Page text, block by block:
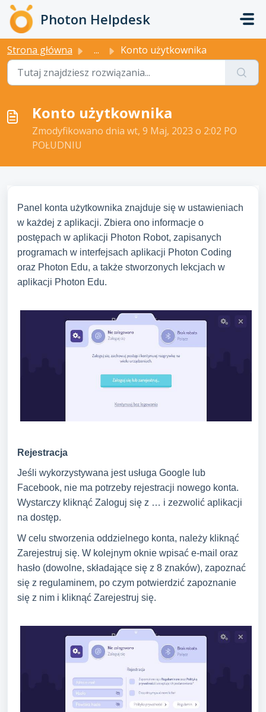
Przejdź do głównej treści
Photon Helpdesk
Strona główna ... Konto użytkownika
Konto użytkownika
Zmodyfikowano dnia wt, 9 Maj, 2023 o 2:02 PO
POŁUDNIU
Panel konta użytkownika znajduje się w ustawieniach
w każdej z aplikacji. Zbiera ono informacje o
postępach w aplikacji Photon Robot, zapisanych
programach w interfejsach aplikacji Photon Coding
oraz Photon Edu, a także stworzonych lekcjach w
aplikacji Photon Edu.
Rejestracja
Jeśli wykorzystywana jest usługa Google lub
Facebook, nie ma potrzeby rejestracji nowego konta.
Wystarczy kliknąć Zaloguj się z … i zezwolić aplikacji
na dostęp.
W celu stworzenia oddzielnego konta, należy kliknąć
Zarejestruj się. W kolejnym oknie wpisać e-mail oraz
hasło (dowolne, składające się z 8 znaków), zapoznać
się z regulaminem, po czym potwierdzić zapoznanie
się z nim i kliknąć Zarejestruj się.